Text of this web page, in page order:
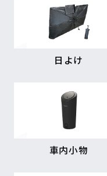
日よけ
車内小物